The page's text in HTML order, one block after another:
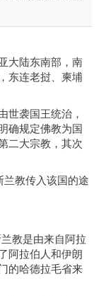
大陆东南部，南
东连老挝、柬埔
世袭国王统治，
确规定佛教为国
二大宗教，其次
兰教传入该国的途
教是由来自阿拉
阿拉伯人和伊朗
的哈德拉毛省来